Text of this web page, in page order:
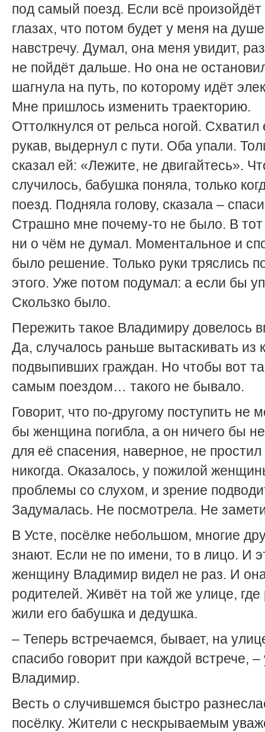
под самый поезд. Если всё
глазах, что потом будет у меня на
навстречу. Думал, она меня увидит,
не пойдёт дальше. Но она не
шагнула на путь, по которому идёт
Мне пришлось изменить траекторию.
Оттолкнулся от рельса ногой. Схватил
рукав, выдернул с пути. Оба упали.
сказал ей: «Лежите, не двигайтесь».
случилось, бабушка поняла, только
поезд. Подняла голову, сказала –
Страшно мне почему-то не было. В
ни о чём не думал. Моментальное и
было решение. Только руки тряслись
этого. Уже потом подумал: а если бы
Скользко было.
Пережить такое Владимиру довелось
Да, случалось раньше вытаскивать из
подвыпивших граждан. Но чтобы вот
самым поездом… такого не бывало.
Говорит, что по-другому поступить не
бы женщина погибла, а он ничего бы
для её спасения, наверное, не
никогда. Оказалось, у пожилой
проблемы со слухом, и зрение
Задумалась. Не посмотрела. Не
В Усте, посёлке небольшом, многие
знают. Если не по имени, то в лицо. И
женщину Владимир видел не раз. И она
родителей. Живёт на той же улице,
жили его бабушка и дедушка.
– Теперь встречаемся, бывает, на
спасибо говорит при каждой встрече,
Владимир.
Весть о случившемся быстро
посёлку. Жители с нескрываемым